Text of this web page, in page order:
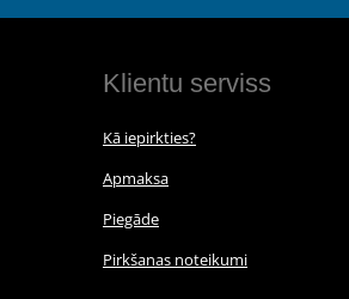
Klientu serviss
Kā iepirkties?
Apmaksa
Piegāde
Pirkšanas noteikumi